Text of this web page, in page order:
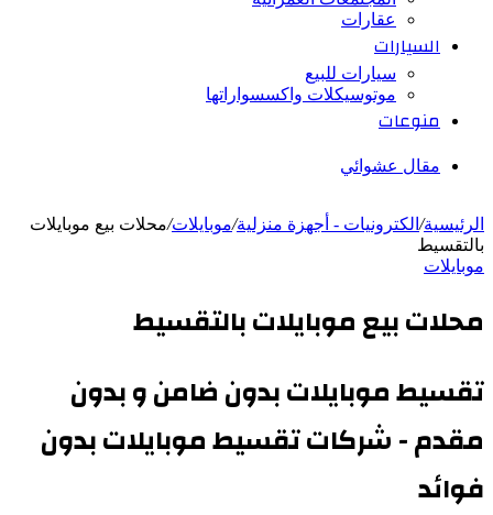
عقارات
السيارات
سيارات للبيع
موتوسيكلات واكسسواراتها
منوعات
مقال عشوائي
الرئيسية/ الكترونيات - أجهزة منزلية/موبايلات/محلات بيع موبايلات
بالتقسيط
موبايلات
محلات بيع موبايلات بالتقسيط
تقسيط موبايلات بدون ضامن و بدون
مقدم - شركات تقسيط موبايلات بدون
فوائد